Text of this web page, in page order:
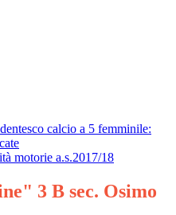
calcio a 5 femminile:
motorie a.s.2017/18
3 B sec. Osimo